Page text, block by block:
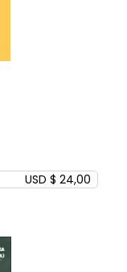
USD $ 24,00